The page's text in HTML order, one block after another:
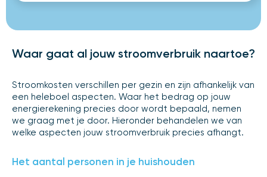
Waar gaat al jouw stroomverbruik naartoe?
Stroomkosten verschillen per gezin en zijn afhankelijk van
een heleboel aspecten. Waar het bedrag op jouw
energierekening precies door wordt bepaald, nemen
we graag met je door. Hieronder behandelen we van
welke aspecten jouw stroomverbruik precies afhangt.
Het aantal personen in je huishouden